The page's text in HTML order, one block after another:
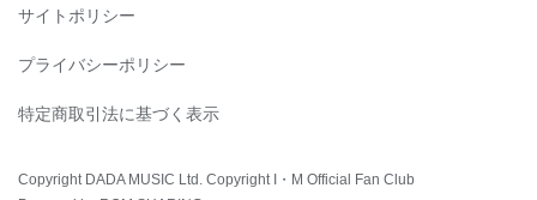
サイトポリシー
プライバシーポリシー
特定商取引法に基づく表示
Copyright DADA MUSIC Ltd. Copyright I・M Official Fan Club